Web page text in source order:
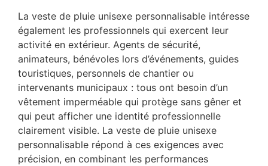
La veste de pluie unisexe personnalisable intéresse
également les professionnels qui exercent leur
activité en extérieur. Agents de sécurité,
animateurs, bénévoles lors d’événements, guides
touristiques, personnels de chantier ou
intervenants municipaux : tous ont besoin d’un
vêtement imperméable qui protège sans gêner et
qui peut afficher une identité professionnelle
clairement visible. La veste de pluie unisexe
personnalisable répond à ces exigences avec
précision, en combinant les performances